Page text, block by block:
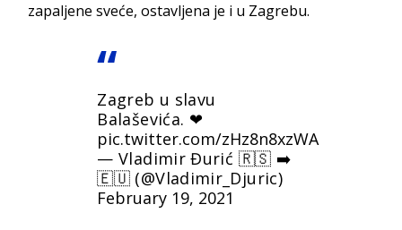
zapaljene sveće, ostavljena je i u Zagrebu.
Zagreb u slavu
Balaševića. ❤
pic.twitter.com/zHz8n8xzWA
— Vladimir Đurić 🇷🇸 ➡️
🇪🇺 (@Vladimir_Djuric)
February 19, 2021